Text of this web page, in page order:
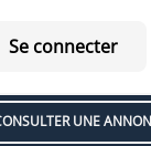
Se connecter
UNE